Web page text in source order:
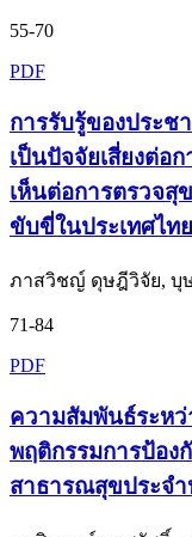
55-70
PDF
การรับรู้ของประช
เป็นปัจจัยเสี่ยงต่อ
เห็นต่อการตรวจ
ขับขี่ในประเทศไทย
ภาสวิชญ์ ดุษฎีวิจัย,
71-84
PDF
ความสัมพันธ์ระห
พฤติกรรมการป้อง
สาธารณสุขประจ